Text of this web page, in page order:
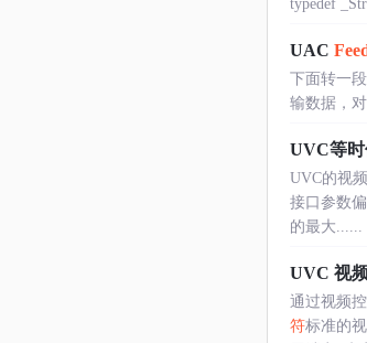
typedef
UAC
下面转一
输数据，
UVC等时
UVC的视
接口参数
的最大......
UVC 视
通过视频
符标准的